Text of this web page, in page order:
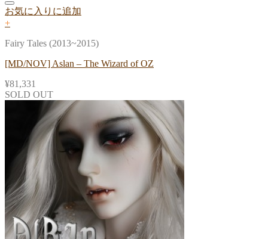
お気に入りに追加
+
Fairy Tales (2013~2015)
[MD/NOV] Aslan – The Wizard of OZ
¥81,331
SOLD OUT